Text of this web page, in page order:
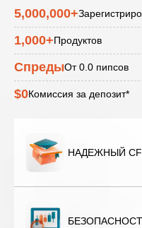
5,000,000+
1,000+Продуктов
СпредыОт 0.0 пипсов
$0Комиссия за депозит*
НАДЕЖНЫЙ